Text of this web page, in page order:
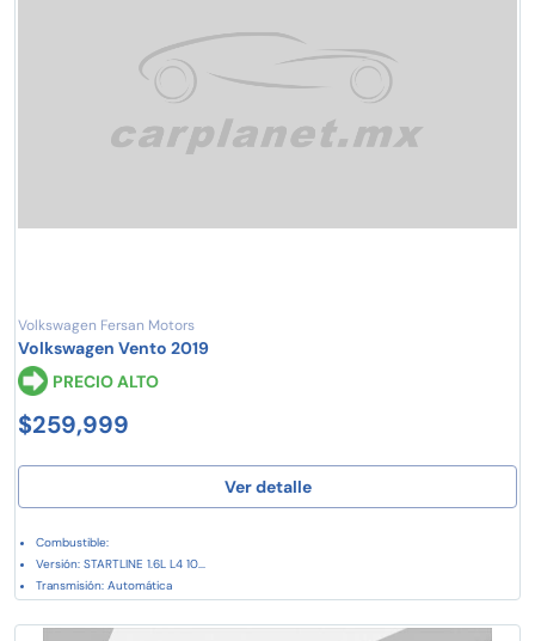
Volkswagen Fersan Motors
Volkswagen Vento 2019
PRECIO ALTO
$259,999
Ver detalle
Combustible:
Versión: STARTLINE 1.6L L4 10...
Transmisión: Automática